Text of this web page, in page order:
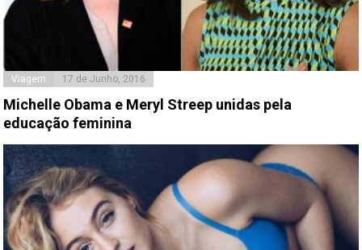
Viagem 17 de Junho, 2016
Michelle Obama e Meryl Streep unidas pela
educação feminina